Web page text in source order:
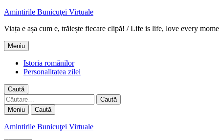
Amintirile Bunicuţei Virtuale
Viața e așa cum e, trăiește fiecare clipă! / Life is life, love every
Meniu
Istoria românilor
Personalitatea zilei
Caută
Caută
după:
Meniu Caută
Amintirile Bunicuţei Virtuale